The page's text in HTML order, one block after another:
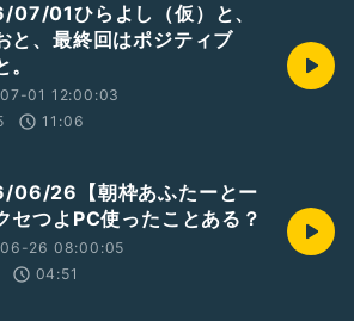
07/01ひらよし（仮）と、
と、最終回はポジティブ
01 12:00:03
11:06
06/26【朝枠あふたーとー
セつよPC使ったことある？
26 08:00:05
04:51